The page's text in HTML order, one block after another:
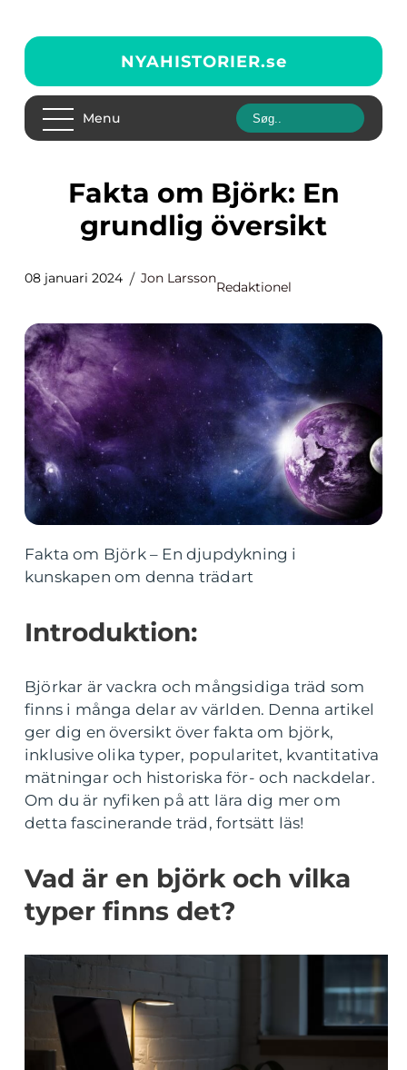
NYAHISTORIER.se
Menu
Fakta om Björk: En
grundlig översikt
08 januari 2024 Jon Larsson
Redaktionel
Fakta om Björk – En djupdykning i
kunskapen om denna trädart
Introduktion:
Björkar är vackra och mångsidiga träd som
finns i många delar av världen. Denna artikel
ger dig en översikt över fakta om björk,
inklusive olika typer, popularitet, kvantitativa
mätningar och historiska för- och nackdelar.
Om du är nyfiken på att lära dig mer om
detta fascinerande träd, fortsätt läs!
Vad är en björk och vilka
typer finns det?